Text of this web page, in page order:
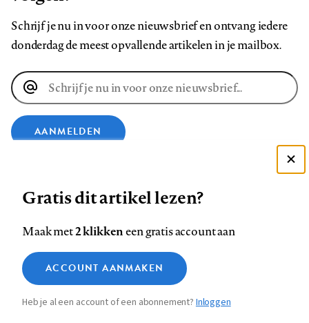
Schrijf je nu in voor onze nieuwsbrief en ontvang iedere
donderdag de meest opvallende artikelen in je mailbox.
E-
mailadres
AANMELDEN
op
Facebook
op
LinkedIn
op
Bluesky
ons
op
InstagramYouTube
Footer
Contact Colofon Disclaimer Privacy
Medische vragen verdienen
betrouwbare antwoorden
Zie onze cookie policy
Analytische cookies
Marketing cookies
Gratis dit artikel lezen?
Maak met2 klikkeneen gratis account aan
ACCOUNT AANMAKEN
Heb je al een account of een abonnement?Inloggen